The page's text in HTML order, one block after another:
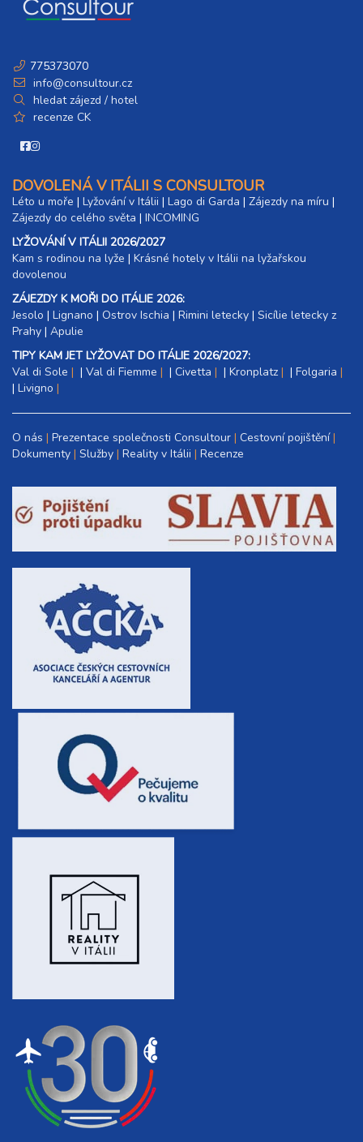
775373070
info@consultour.cz
hledat zájezd / hotel
recenze CK
DOVOLENÁ V ITÁLII S CONSULTOUR
Léto u moře | Lyžování v Itálii | Lago di Garda | Zájezdy na míru |
Zájezdy do celého světa | INCOMING
LYŽOVÁNÍ V ITÁLII 2026/2027
Kam s rodinou na lyže |​ Krásné hotely v Itálii na lyžařskou
dovolenou
ZÁJEZDY K MOŘI DO ITÁLIE 2026:
Jesolo | Lignano | Ostrov Ischia | Rimini letecky | Sicílie letecky z
Prahy | Apulie
TIPY KAM JET LYŽOVAT DO ITÁLIE 2026/2027:
Val di Sole
| Val di Fiemme | Civetta | Kronplatz | Folgaria
| Livigno
O nás Prezentace společnosti Consultour Cestovní pojištění
Dokumenty Služby Reality v Itálii Recenze